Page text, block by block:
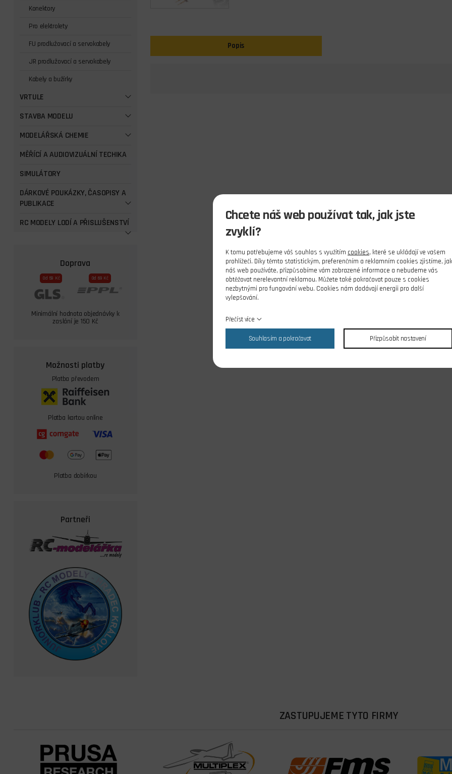
Konektory
Pro elektrolety
FU prodlužovací a servokabely
JR prodlužovací a servokabely
Kabely a bužírky
VRTULE
STAVBA MODELU
MODELÁŘSKÁ CHEMIE
MĚŘÍCÍ A AUDIOVIZUÁLNÍ TECHIKA
SIMULÁTORY
DÁRKOVÉ POUKÁZKY, ČASOPISY A
PUBLIKACE
RC MODELY LODÍ A PŘISLUŠENSTVÍ
Doprava
Od 59 Kč Od 69 Kč
Minimální hodnota objednávky k
zaslání je 150 Kč
Možnosti platby
Platba převodem
Platba kartou online
Platba dobírkou
Partneři
Popis
ZASTUPUJEME TYTO FIRMY
Chcete náš web používat tak, jak jste
zvyklí?
K tomu potřebujeme váš souhlas s využitím cookies, které se ukládají ve vašem
prohlížeči. Díky těmto statistickým, preferenčním a reklamním cookies zjistíme, jak
náš web používáte, přizpůsobíme vám zobrazené informace a nebudeme vás
obtěžovat nerelevantní reklamou. Můžete také pokračovat pouze s cookies
nezbytnými pro fungování webu. Cookies nám dodávají energii pro další
vylepšování.
Přečíst více
Souhlasím a pokračovat Přizpůsobit nastavení